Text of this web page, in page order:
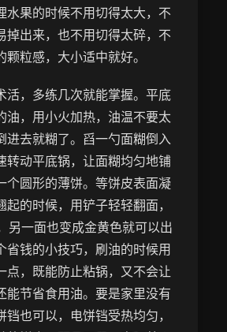
水果的时候不用切得太大，不
掉出来，也不用切得太碎，不
粒感，大小适中就好。
活，多练几次就能掌握。平底
油，用小火加热，油温不要太
进去就糊了。舀一勺面糊倒入
转动平底锅，让面糊均匀地铺
个圆形的薄饼。等饼皮表面凝
起的时候，用铲子轻轻翻面，
另一面也变成金黄色就可以出
省钱的小技巧，刷油的时候用
点，既能防止粘锅，又不会让
能节省食用油。要是家里没有
也可以，电饼铛受热均匀，